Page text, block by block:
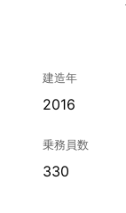
建造年
2016
乗務員数
330